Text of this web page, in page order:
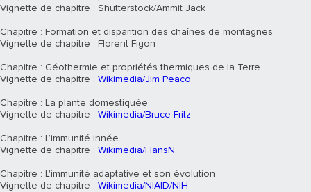
Vignette de chapitre : Shutterstock/Ammit Jack
Chapitre : Formation et disparition des chaînes de montagnes
Vignette de chapitre : Florent Figon
Chapitre : Géothermie et propriétés thermiques de la Terre
Vignette de chapitre : Wikimedia/Jim Peaco
Chapitre : La plante domestiquée
Vignette de chapitre : Wikimedia/Bruce Fritz
Chapitre : L’immunité innée
Vignette de chapitre : Wikimedia/HansN.
Chapitre : L'immunité adaptative et son évolution
Vignette de chapitre : Wikimedia/NIAID/NIH